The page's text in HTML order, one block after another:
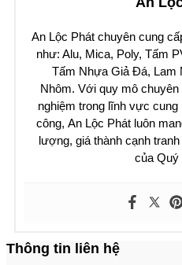
An Lộc Phát chuyên cung
như: Alu, Mica, Poly, Tấm
Tấm Nhựa Giả Đá, Lam
Nhôm. Với quy mô chuyên
nghiệm trong lĩnh vực
công, An Lộc Phátluôn
lượng, giá thành cạnh
của Quý
Thông tin liên hệ